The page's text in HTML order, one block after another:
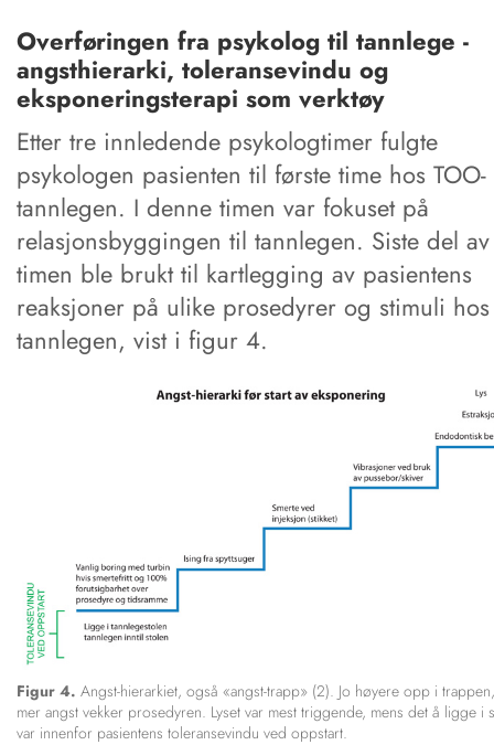
Overføringen fra psykolog til tannlege -
angsthierarki, toleransevindu og
eksponeringsterapi som verktøy
Etter tre innledende psykologtimer fulgte
psykologen pasienten til første time hos TOO-
tannlegen. I denne timen var fokuset på
relasjonsbyggingen til tannlegen. Siste del av
timen ble brukt til kartlegging av pasientens
reaksjoner på ulike prosedyrer og stimuli hos
tannlegen, vist i figur 4.
Figur 4. Angst-hierarkiet, også «angst-trapp» (2). Jo høyere opp i
mer angst vekker prosedyren. Lyset var mest triggende, mens det å ligge i
var innenfor pasientens toleransevindu ved oppstart.